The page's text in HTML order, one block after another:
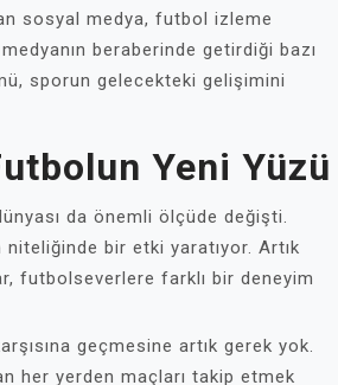
sosyal medya, futbol izleme
beraberinde getirdiği bazı
sporun gelecekteki gelişimini
Yeni Yüzü
da önemli ölçüde değişti.
bir etki yaratıyor. Artık
futbolseverlere farklı bir deneyim
geçmesine artık gerek yok.
her yerden maçları takip etmek